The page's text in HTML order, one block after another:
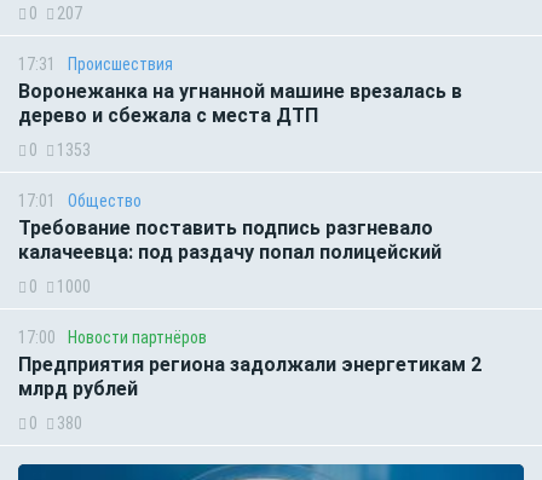
0 207
17:31 Происшествия
Воронежанка на угнанной машине врезалась в
дерево и сбежала с места ДТП
0 1353
17:01 Общество
Требование поставить подпись разгневало
калачеевца: под раздачу попал полицейский
0 1000
17:00 Новости партнёров
Предприятия региона задолжали энергетикам 2
млрд рублей
0 380